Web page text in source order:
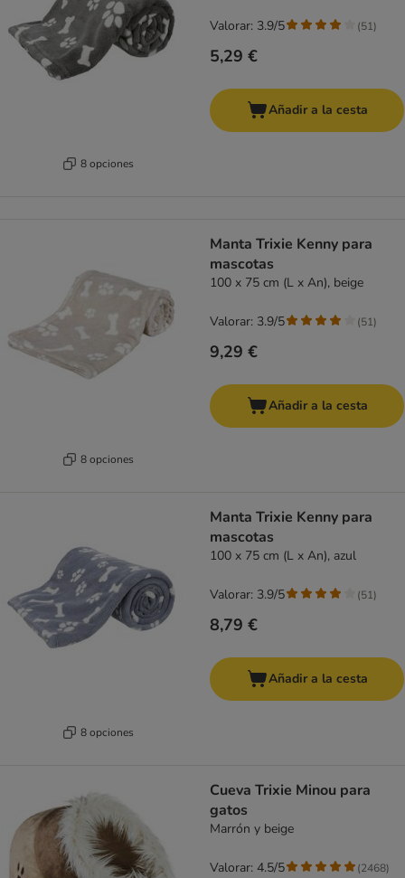
8 opciones
5,29 €
Valorar: 3.9/5 (51)
Añadir a la cesta
8 opciones
Manta Trixie Kenny para
mascotas
100 x 75 cm (L x An), beige
9,29 €
Valorar: 3.9/5 (51)
Añadir a la cesta
8 opciones
Manta Trixie Kenny para
mascotas
100 x 75 cm (L x An), azul
8,79 €
Valorar: 3.9/5 (51)
Añadir a la cesta
Cueva Trixie Minou para
gatos
Marrón y beige
Valorar: 4.5/5 (2468)